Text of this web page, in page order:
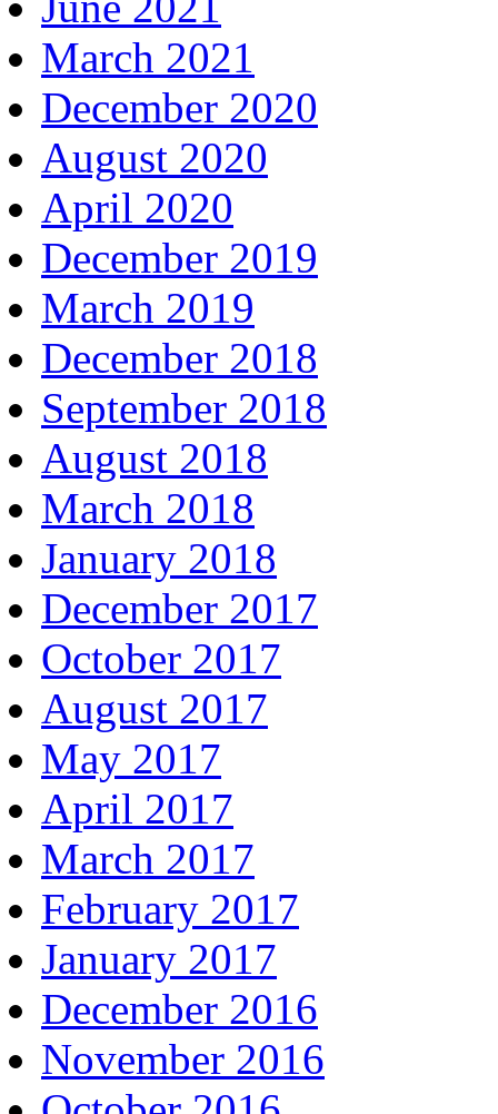
March 2021
December 2020
August 2020
April 2020
December 2019
March 2019
December 2018
September 2018
August 2018
March 2018
January 2018
December 2017
October 2017
August 2017
May 2017
April 2017
March 2017
February 2017
January 2017
December 2016
November 2016